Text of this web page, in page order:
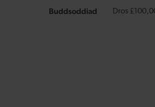
Buddsoddiad Dros